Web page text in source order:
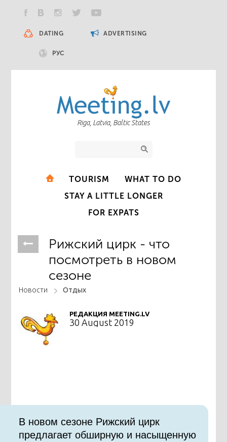
DATING ADVERTISING
РУС
Riga, Latvia, Baltic States
TOURISM
WHAT TO DO
STAY A LITTLE LONGER
FOR EXPATS
Рижский цирк - что
посмотреть в новом
сезоне
Новости Отдых
РЕДАКЦИЯ MEETING.LV
30 August 2019
В новом сезоне Рижский цирк
предлагает обширную и насыщенную